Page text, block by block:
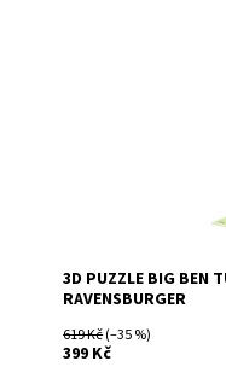
3D puzzle Big Ben
3D PUZZLE BIG BEN
RAVENSBURGER
619 Kč(–35 %)
399 Kč